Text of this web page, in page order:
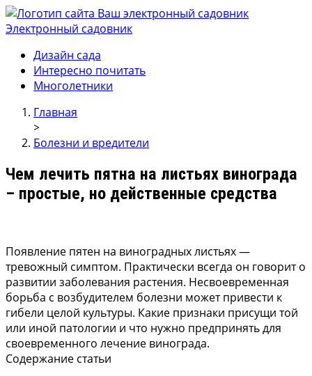
Электронный садовник
Ваш электронный садовник
Онлайн журнал для садовод и огродников.
Дизайн сада
Интересно почитать
Многолетники
Главная
>
Болезни и вредители
Чем лечить пятна на листьях винограда
– простые, но действенные средства
Появление пятен на виноградных листьях —
тревожный симптом. Практически всегда он говорит о
развитии заболевания растения. Несвоевременная
борьба с возбудителем болезни может привести к
гибели целой культуры. Какие признаки присущи той
или иной патологии и что нужно предпринять для
своевременного лечение винограда.
Содержание статьи